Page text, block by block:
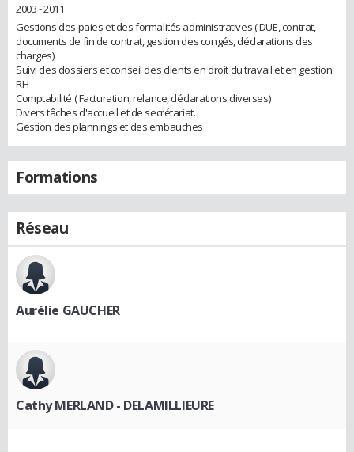
2003 - 2011
Gestions des paies et des formalités administratives ( DUE, contrat,
documents de fin de contrat, gestion des congés, déclarations des
charges)
Suivi des dossiers et conseil des clients en droit du travail et en gestion
RH
Comptabilité ( Facturation, relance, déclarations diverses)
Divers tâches d'accueil et de secrétariat.
Gestion des plannings et des embauches
Formations
Réseau
Aurélie GAUCHER
Cathy MERLAND - DELAMILLIEURE